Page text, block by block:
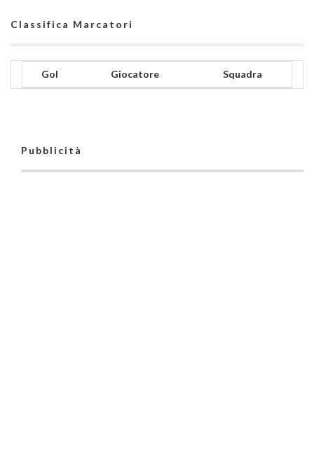
Classifica Marcatori
Gol Giocatore Squadra
Pubblicità